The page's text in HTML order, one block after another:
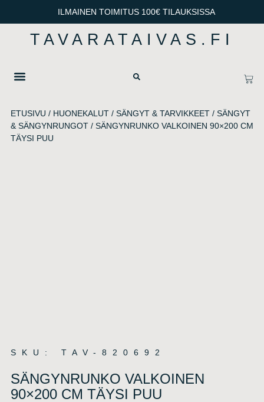
ILMAINEN TOIMITUS 100€ TILAUKSISSA
TAVARATAIVAS.FI
ETUSIVU / HUONEKALUT/ SÄNGYT & TARVIKKEET/ SÄNGYT
& SÄNGYNRUNGOT/ SÄNGYNRUNKO VALKOINEN 90×200 CM
TÄYSI PUU
SKU: TAV-820692
SÄNGYNRUNKO VALKOINEN
90×200 CM TÄYSI PUU